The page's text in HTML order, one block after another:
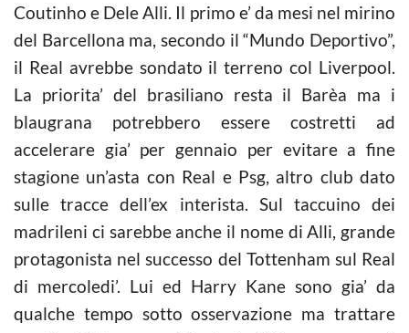
Coutinho e Dele Alli. Il primo e’ da mesi nel mirino
del Barcellona ma, secondo il “Mundo Deportivo”,
il Real avrebbe sondato il terreno col Liverpool.
La priorita’ del brasiliano resta il Barèa ma i
blaugrana potrebbero essere costretti ad
accelerare gia’ per gennaio per evitare a fine
stagione un’asta con Real e Psg, altro club dato
sulle tracce dell’ex interista. Sul taccuino dei
madrileni ci sarebbe anche il nome di Alli, grande
protagonista nel successo del Tottenham sul Real
di mercoledi’. Lui ed Harry Kane sono gia’ da
qualche tempo sotto osservazione ma trattare